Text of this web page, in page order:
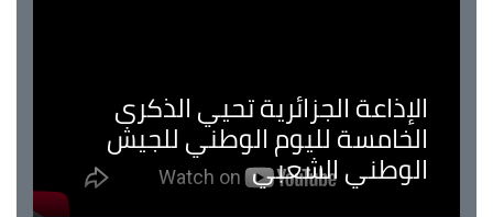
الإذاعة الجزائرية تحيي الذكرى
الخامسة لليوم الوطني للجيش
الوطني الشعبي